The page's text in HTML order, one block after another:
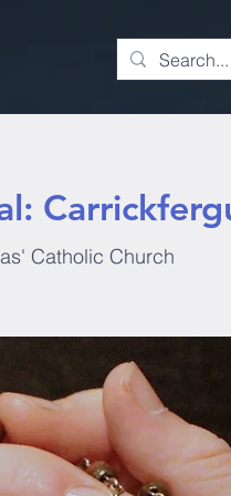
Catholic Church